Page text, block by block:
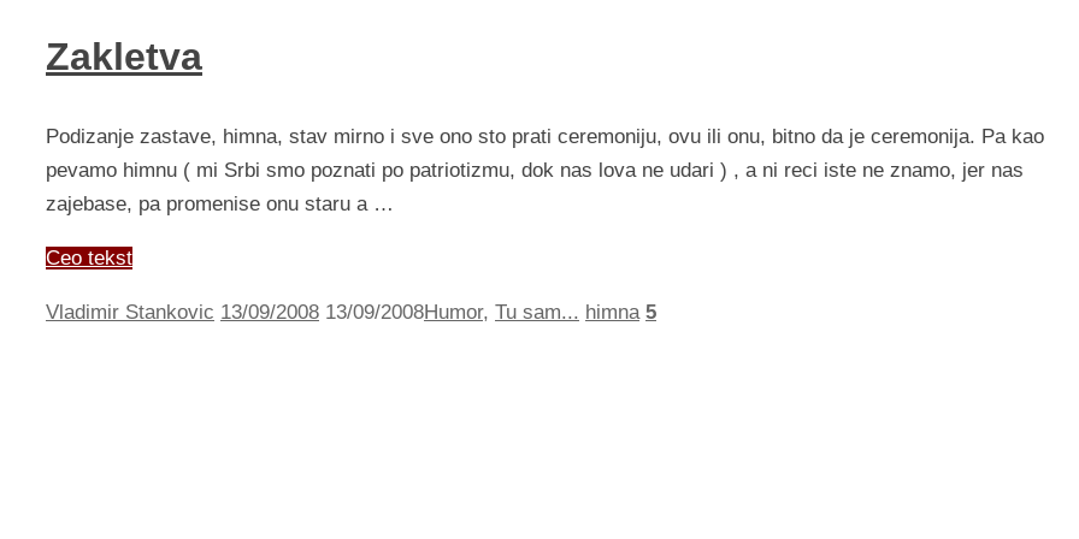
Zakletva
Podizanje zastave, himna, stav mirno i sve ono sto prati ceremoniju, ovu ili onu, bitno da je ceremonija. Pa kao
pevamo himnu ( mi Srbi smo poznati po patriotizmu, dok nas lova ne udari ) , a ni reci iste ne znamo, jer nas
zajebase, pa promenise onu staru a …
Ceo tekst
Vladimir Stankovic 13/09/2008 13/09/2008Humor, Tu sam... himna 5